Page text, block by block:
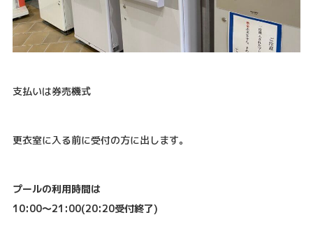
支払いは券売機式
更衣室に入る前に受付の方に出します。
プールの利用時間は
10:00〜21:00(20:20受付終了)